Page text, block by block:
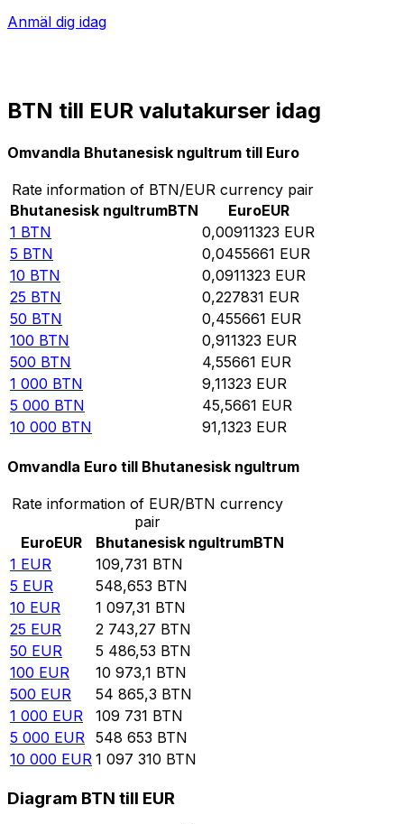
Anmäl dig idag
BTN till EUR valutakurser idag
Omvandla Bhutanesisk ngultrum till Euro
Rate information of BTN/EUR currency pair
Bhutanesisk ngultrumBTN EuroEUR
1 BTN 0,00911323 EUR
5 BTN 0,0455661 EUR
10 BTN 0,0911323 EUR
25 BTN 0,227831 EUR
50 BTN 0,455661 EUR
100 BTN 0,911323 EUR
500 BTN 4,55661 EUR
1 000 BTN 9,11323 EUR
5 000 BTN 45,5661 EUR
10 000 BTN 91,1323 EUR
Omvandla Euro till Bhutanesisk ngultrum
Rate information of EUR/BTN currency
pair
EuroEUR Bhutanesisk ngultrumBTN
1 EUR 109,731 BTN
5 EUR 548,653 BTN
10 EUR 1 097,31 BTN
25 EUR 2 743,27 BTN
50 EUR 5 486,53 BTN
100 EUR 10 973,1 BTN
500 EUR 54 865,3 BTN
1 000 EUR 109 731 BTN
5 000 EUR 548 653 BTN
10 000 EUR 1 097 310 BTN
Diagram BTN till EUR